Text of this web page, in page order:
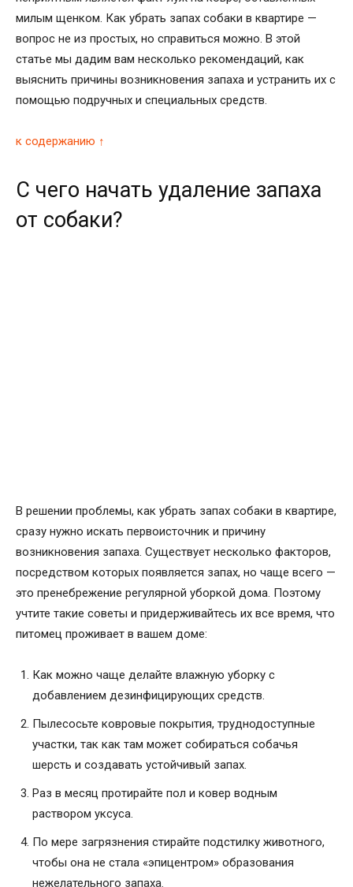
милым щенком. Как убрать запах собаки в квартире —
вопрос не из простых, но справиться можно. В этой
статье мы дадим вам несколько рекомендаций, как
выяснить причины возникновения запаха и устранить их с
помощью подручных и специальных средств.
к содержанию ↑
С чего начать удаление запаха
от собаки?
В решении проблемы, как убрать запах собаки в квартире,
сразу нужно искать первоисточник и причину
возникновения запаха. Существует несколько факторов,
посредством которых появляется запах, но чаще всего —
это пренебрежение регулярной уборкой дома. Поэтому
учтите такие советы и придерживайтесь их все время, что
питомец проживает в вашем доме:
Как можно чаще делайте влажную уборку с
добавлением дезинфицирующих средств.
Пылесосьте ковровые покрытия, труднодоступные
участки, так как там может собираться собачья
шерсть и создавать устойчивый запах.
Раз в месяц протирайте пол и ковер водным
раствором уксуса.
По мере загрязнения стирайте подстилку животного,
чтобы она не стала «эпицентром» образования
нежелательного запаха.